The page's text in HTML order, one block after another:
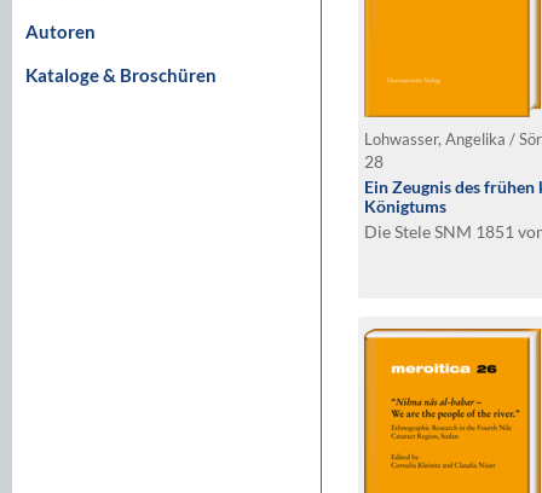
Autoren
Kataloge & Broschüren
Lohwasser, Angelika /
28
Ein Zeugnis des
Königtums
Die Stele SNM 1851